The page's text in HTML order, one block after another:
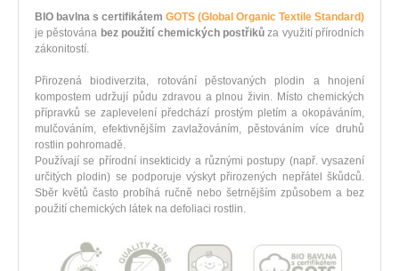
BIO bavlna s certifikátem GOTS (Global Organic Textile Standard)
je pěstována bez použití chemických postřikůza využití přírodních
zákonitostí.
Přirozená biodiverzita, rotování pěstovaných plodin a hnojení
kompostem udržují půdu zdravou a plnou živin. Místo chemických
přípravků se zaplevelení předchází prostým pletím a okopáváním,
mulčováním, efektivnějším zavlažováním, pěstováním více druhů
rostlin pohromadě.
Používají se přírodní insekticidy a různými postupy (např. vysazení
určitých plodin) se podporuje výskyt přirozených nepřátel škůdců.
Sběr květů často probíhá ručně nebo šetrnějším způsobem a bez
použití chemických látek na defoliaci rostlin.